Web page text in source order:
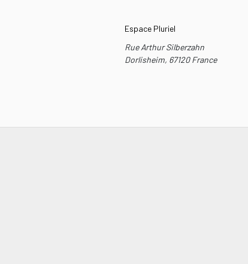
Espace Pluriel
Rue Arthur Silberzahn
Dorlisheim, 67120 France